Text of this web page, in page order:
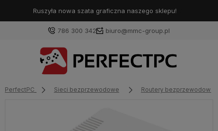
Ruszyła nowa szata graficzna naszego sklepu!
786 300 342 biuro@mmc-group.pl
PerfectPC Sieci bezprzewodowe Routery bezprzewodowe